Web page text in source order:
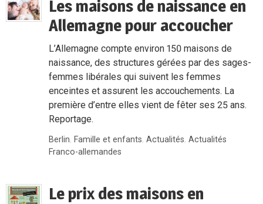
Les maisons de naissance en
Allemagne pour accoucher
L’Allemagne compte environ 150 maisons de
naissance, des structures gérées par des sages-
femmes libérales qui suivent les femmes
enceintes et assurent les accouchements. La
première d’entre elles vient de fêter ses 25 ans.
Reportage.
Berlin, Famille et enfants,Actualités,Actualités
Franco-allemandes
Le prix des maisons en